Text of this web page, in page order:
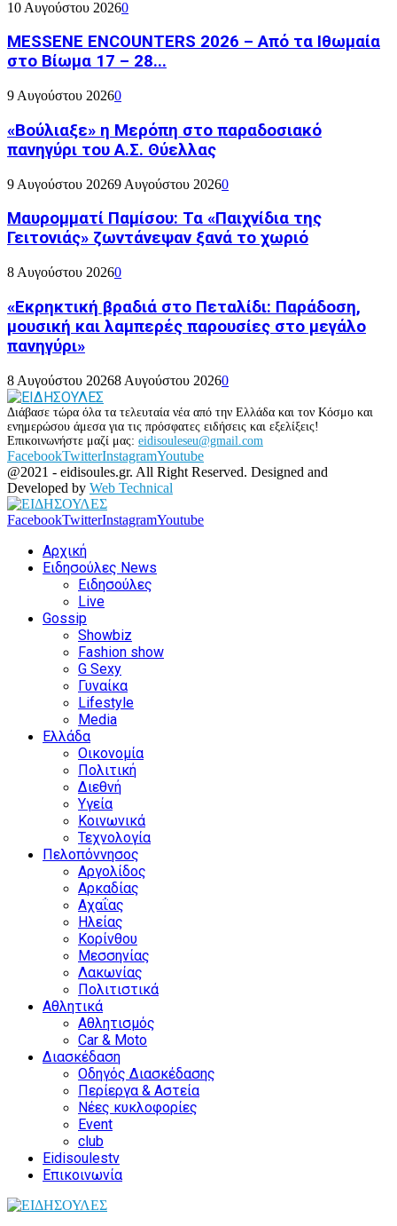
10 Αυγούστου 20260
MESSENE ENCOUNTERS 2026 – Από τα Ιθωμαία
στο Βίωμα 17 – 28...
9 Αυγούστου 20260
«Βούλιαξε» η Μερόπη στο παραδοσιακό
πανηγύρι του Α.Σ. Θύελλας
9 Αυγούστου 20269 Αυγούστου 20260
Μαυρομματί Παμίσου: Τα «Παιχνίδια της
Γειτονιάς» ζωντάνεψαν ξανά το χωριό
8 Αυγούστου 20260
«Εκρηκτική βραδιά στο Πεταλίδι: Παράδοση,
μουσική και λαμπερές παρουσίες στο μεγάλο
πανηγύρι»
8 Αυγούστου 20268 Αυγούστου 20260
Διάβασε τώρα όλα τα τελευταία νέα από την Ελλάδα και τον Κόσμο και
ενημερώσου άμεσα για τις πρόσφατες ειδήσεις και εξελίξεις!
Επικοινωνήστε μαζί μας: eidisouleseu@gmail.com
FacebookTwitterInstagramYoutube
@2021 - eidisoules.gr. All Right Reserved. Designed and
Developed by Web Technical
FacebookTwitterInstagramYoutube
Αρχική
Ειδησούλες News
Ειδησούλες
Live
Gossip
Showbiz
Fashion show
G Sexy
Γυναίκα
Lifestyle
Media
Ελλάδα
Οικονομία
Πολιτική
Διεθνή
Υγεία
Κοινωνικά
Τεχνολογία
Πελοπόννησος
Αργολίδος
Αρκαδίας
Αχαΐας
Ηλείας
Κορίνθου
Μεσσηνίας
Λακωνίας
Πολιτιστικά
Αθλητικά
Αθλητισμός
Car & Moto
Διασκέδαση
Οδηγός Διασκέδασης
Περίεργα & Αστεία
Νέες κυκλοφορίες
Event
club
Eidisoulestv
Επικοινωνία